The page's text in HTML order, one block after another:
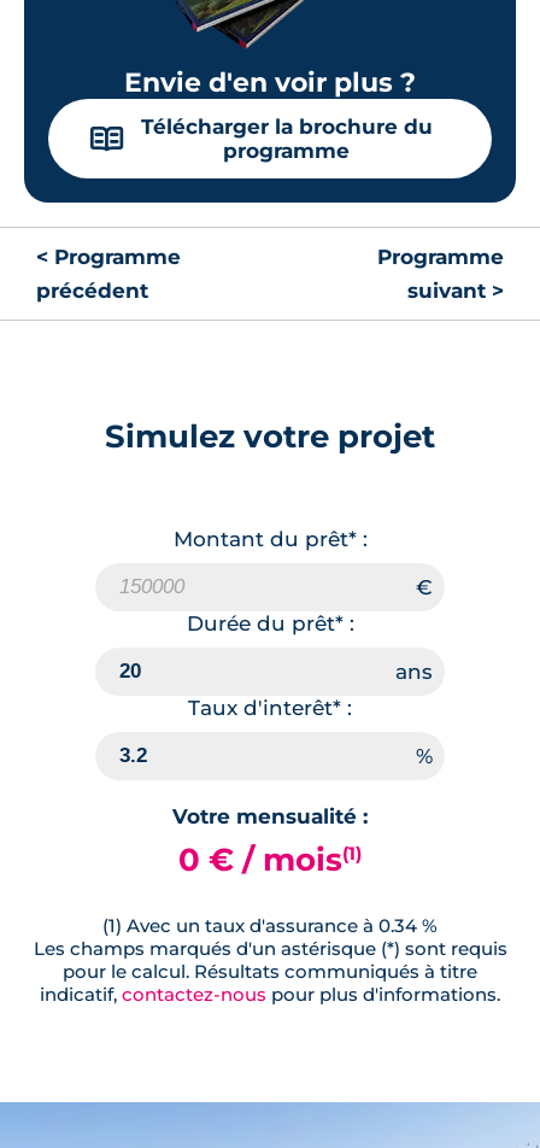
Envie d'en voir plus ?
📖
Télécharger la brochure du
programme
< Programme
précédent
Programme
suivant >
Simulez votre projet
Montant du prêt* :
Durée du prêt* :
Taux d'interêt* :
Votre mensualité :
0 € / mois(1)
(1) Avec un taux d'assurance à 0.34 %
Les champs marqués d'un astérisque (*) sont requis
pour le calcul. Résultats communiqués à titre
indicatif, contactez-nous pour plus d'informations.